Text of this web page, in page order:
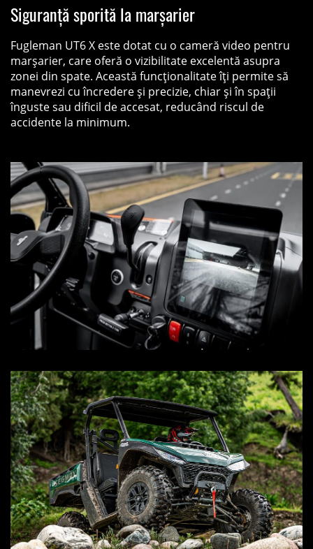
Siguranță sporită la marșarier
Fugleman UT6 X este dotat cu o cameră video pentru
marșarier, care oferă o vizibilitate excelentă asupra
zonei din spate. Această funcționalitate îți permite să
manevrezi cu încredere și precizie, chiar și în spații
înguste sau dificil de accesat, reducând riscul de
accidente la minimum.